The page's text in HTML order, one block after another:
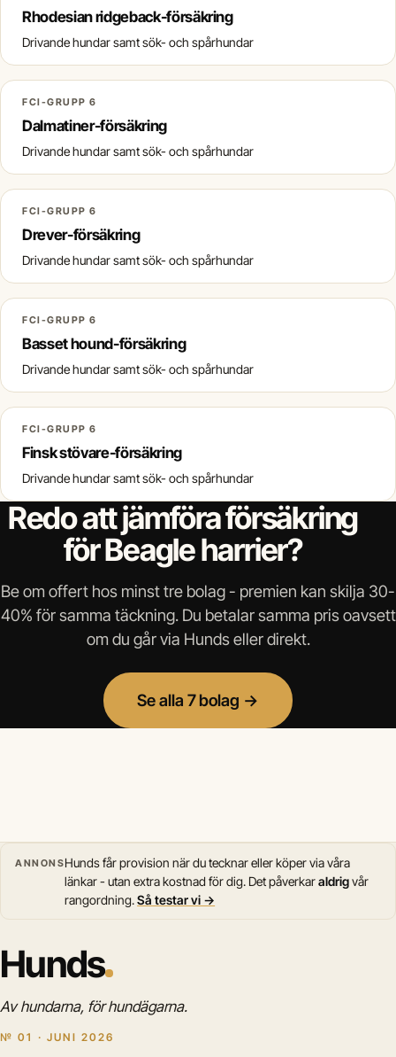
Rhodesian ridgeback-försäkring
Drivande hundar samt sök- och spårhundar
FCI-GRUPP 6
Dalmatiner-försäkring
Drivande hundar samt sök- och spårhundar
FCI-GRUPP 6
Drever-försäkring
Drivande hundar samt sök- och spårhundar
FCI-GRUPP 6
Basset hound-försäkring
Drivande hundar samt sök- och spårhundar
FCI-GRUPP 6
Finsk stövare-försäkring
Drivande hundar samt sök- och spårhundar
Redo att jämföra försäkring
för Beagle harrier?
Be om offert hos minst tre bolag - premien kan skilja 30-
40% för samma täckning. Du betalar samma pris oavsett
om du går via Hunds eller direkt.
Se alla 7 bolag →
ANNONSHunds får provision när du tecknar eller köper via våra
länkar - utan extra kostnad för dig. Det påverkaraldrigvår
rangordning.Så testar vi →
Hunds
Av hundarna, för hundägarna.
№ 01 · JUNI 2026